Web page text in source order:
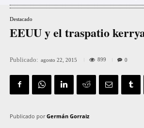
Destacado
EEUU y el traspatio
Publicado: agosto 22, 2015 899 0
Publicado por Germán Gorraiz